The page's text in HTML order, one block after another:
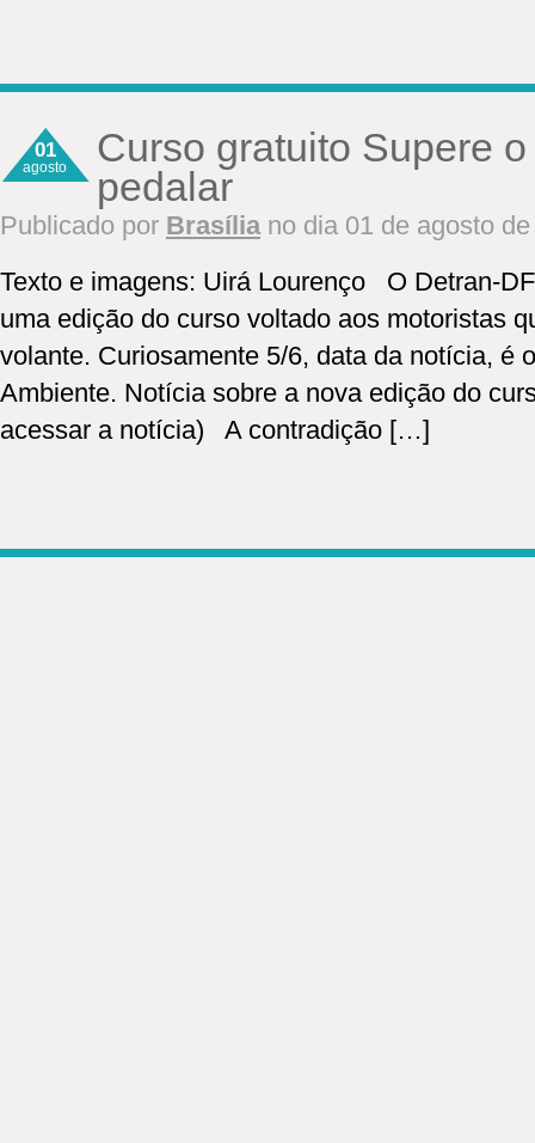
01
agosto
Curso gratuito Supere
pedalar
Publicado por Brasíliano dia 01 de agosto
Texto e imagens: Uirá Lourenço O Detran-
uma edição do curso voltado aos motoristas
volante. Curiosamente 5/6, data da notícia, é
Ambiente. Notícia sobre a nova edição do
acessar a notícia) A contradição […]